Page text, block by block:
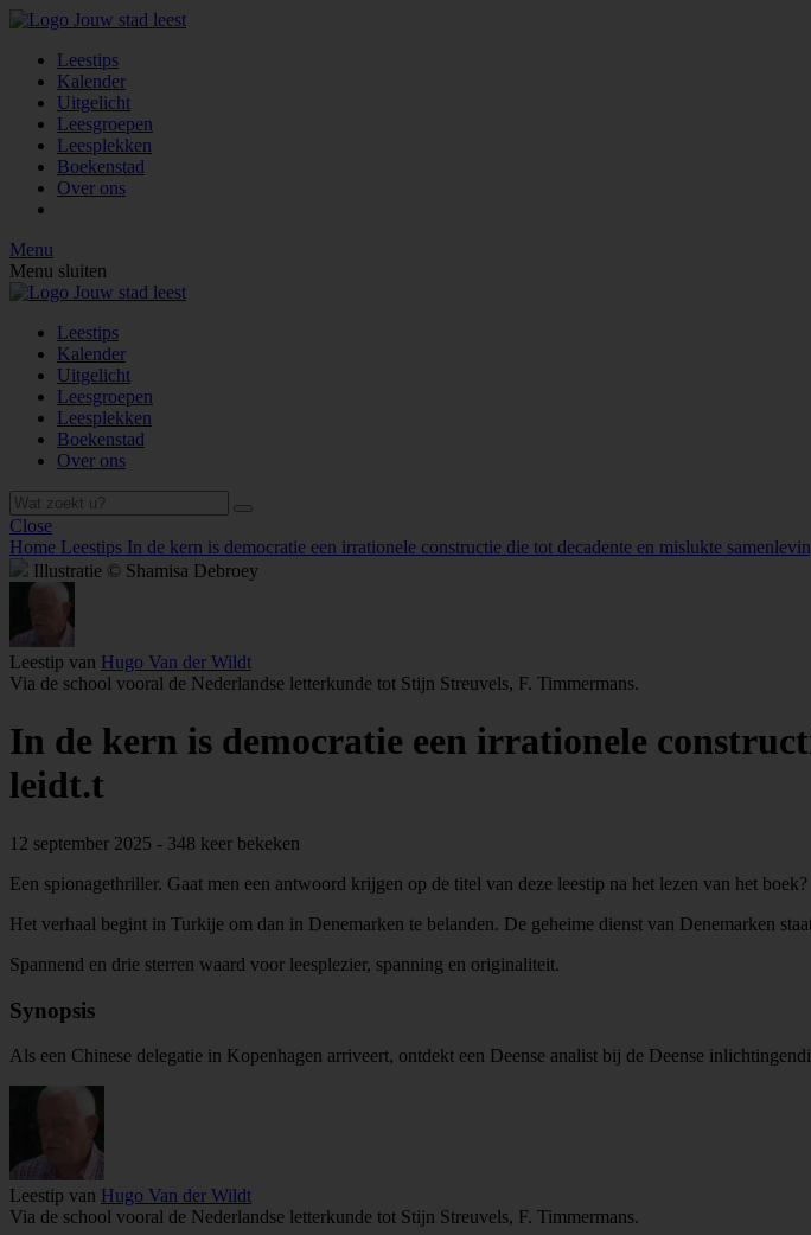
Leestips
Kalender
Uitgelicht
Leesgroepen
Leesplekken
Boekenstad
Over ons
Menu
Menu sluiten
Leestips
Kalender
Uitgelicht
Leesgroepen
Leesplekken
Boekenstad
Over ons
Close
Home Leestips In de kern is democratie een irrationele constructie die tot decadente en mislukte
Illustratie © Shamisa Debroey
Leestip van Hugo Van der Wildt
Via de school vooral de Nederlandse letterkunde tot Stijn Streuvels, F. Timmermans.
In de kern is democratie een irrationele
leidt.t
12 september 2025 - 348 keer bekeken
Een spionagethriller. Gaat men een antwoord krijgen op de titel van deze leestip na het lezen van het boek?
Het verhaal begint in Turkije om dan in Denemarken te belanden. De geheime dienst van Denemarken
Spannend en drie sterren waard voor leesplezier, spanning en originaliteit.
Synopsis
Als een Chinese delegatie in Kopenhagen arriveert, ontdekt een Deense analist bij de Deense
Leestip van Hugo Van der Wildt
Via de school vooral de Nederlandse letterkunde tot Stijn Streuvels, F. Timmermans.